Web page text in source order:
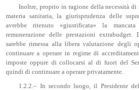
Inoltre, proprio in ragione della necessità
materia sanitaria, la giurisprudenza delle
avrebbe ritenuto «giustificata» la
remunerazione delle prestazioni
sarebbe rimessa alla libera valutazione degli
continuare a operare in regime di
imposte oppure di collocarsi al di fuori del
quindi di continuare a operare privatamente.
1.2.2.– In secondo luogo, il Presidente